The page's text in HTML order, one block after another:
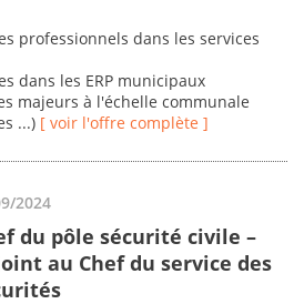
professionnels dans les services
dans les ERP municipaux
majeurs à l'échelle communale
...) [ voir l'offre complète ]
2024
du pôle sécurité civile –
au Chef du service des